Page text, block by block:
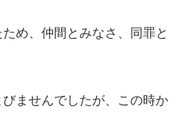
め、仲間とみなさ、同罪と
ませんでしたが、この時か